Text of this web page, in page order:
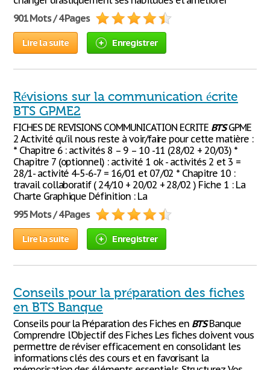
901 Mots / 4 Pages
Lire la suite Enregistrer
Révisions sur la communication écrite
BTS GPME2
FICHES DE REVISIONS COMMUNICATION ECRITE BTSGPME
2 Activité qu’il nous reste à voir/faire pour cette matière :
* Chapitre 6 : activités 8 – 9 – 10 -11 (28/02 + 20/03) *
Chapitre 7 (optionnel) : activité 1 ok - activités 2 et 3 =
28/1- activité 4-5-6-7 = 16/01 et 07/02 * Chapitre 10 :
travail collaboratif ( 24/10 + 20/02 + 28/02 ) Fiche 1 : La
Charte Graphique Définition : La
995 Mots / 4 Pages
Lire la suite Enregistrer
Conseils pour la préparation des fiches
en BTS Banque
Conseils pour la Préparation des Fiches en BTSBanque
Comprendre l'Objectif des Fiches Les fiches doivent vous
permettre de réviser efficacement en consolidant les
informations clés des cours et en favorisant la